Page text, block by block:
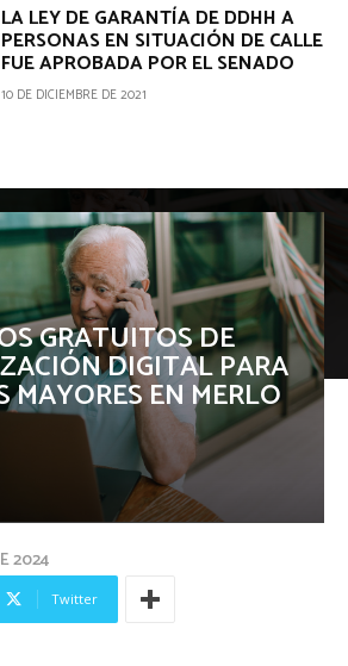
LA LEY DE GARANTÍA DE DDHH A
PERSONAS EN SITUACIÓN DE CALLE
FUE APROBADA POR EL SENADO
10 DE DICIEMBRE DE 2021